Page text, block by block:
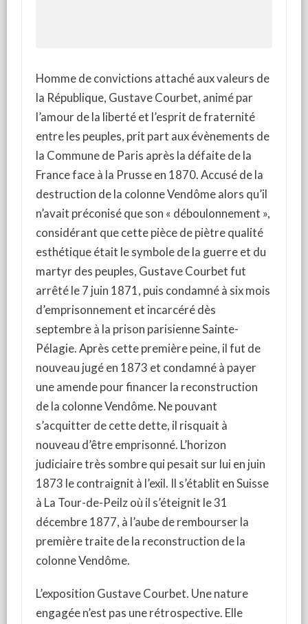
Homme de convictions attaché aux valeurs de
la République, Gustave Courbet, animé par
l’amour de la liberté et l’esprit de fraternité
entre les peuples, prit part aux évènements de
la Commune de Paris après la défaite de la
France face à la Prusse en 1870. Accusé de la
destruction de la colonne Vendôme alors qu’il
n’avait préconisé que son « déboulonnement »,
considérant que cette pièce de piètre qualité
esthétique était le symbole de la guerre et du
martyr des peuples, Gustave Courbet fut
arrêté le 7 juin 1871, puis condamné à six mois
d’emprisonnement et incarcéré dès
septembre à la prison parisienne Sainte-
Pélagie. Après cette première peine, il fut de
nouveau jugé en 1873 et condamné à payer
une amende pour financer la reconstruction
de la colonne Vendôme. Ne pouvant
s’acquitter de cette dette, il risquait à
nouveau d’être emprisonné. L’horizon
judiciaire très sombre qui pesait sur lui en juin
1873 le contraignit à l’exil. Il s’établit en Suisse
à La Tour-de-Peilz où il s’éteignit le 31
décembre 1877, à l’aube de rembourser la
première traite de la reconstruction de la
colonne Vendôme.
L’exposition Gustave Courbet. Une nature
engagée n’est pas une rétrospective. Elle